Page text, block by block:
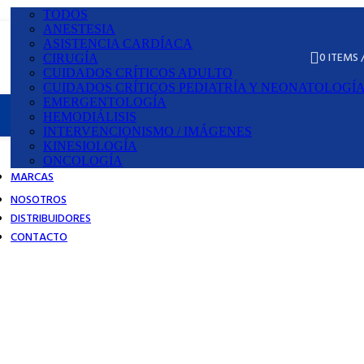
0ITEMS
TODOS
ANESTESIA
ASISTENCIA CARDÍACA
CIRUGÍA
CUIDADOS CRÍTICOS ADULTO
CUIDADOS CRÍTICOS PEDIATRÍA Y
EMERGENTOLOGÍA
HEMODIÁLISIS
INTERVENCIONISMO / IMÁGENES
KINESIOLOGÍA
ONCOLOGÍA
MARCAS
NOSOTROS
DISTRIBUIDORES
CONTACTO